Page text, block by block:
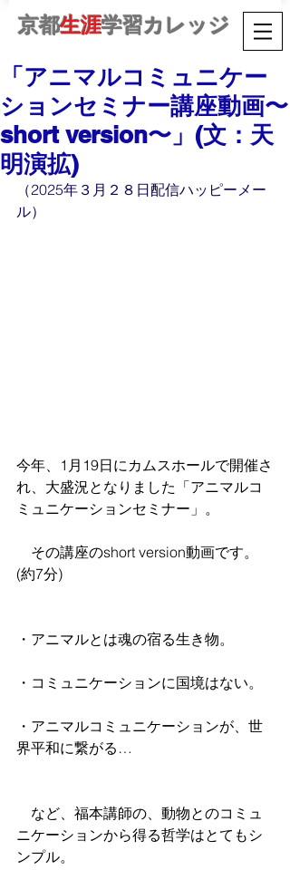
京都生涯学習カレッジ
「アニマルコミュニケー
ションセミナー講座動画〜
short version〜」(文：天
明演拡)
（2025年３月２８日配信ハッピーメー
ル）
今年、1月19日にカムスホールで開催さ
れ、大盛況となりました「アニマルコ
ミュニケーションセミナー」。
その講座のshort version動画です。
(約7分)
・アニマルとは魂の宿る生き物。
・コミュニケーションに国境はない。
・アニマルコミュニケーションが、世
界平和に繋がる…
など、福本講師の、動物とのコミュ
ニケーションから得る哲学はとてもシ
ンプル。